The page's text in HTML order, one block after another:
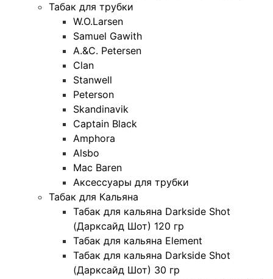
Табак для трубки
W.O.Larsen
Samuel Gawith
A.&C. Petersen
Clan
Stanwell
Peterson
Skandinavik
Captain Black
Amphora
Alsbo
Mac Baren
Аксессуары для трубки
Табак для Кальяна
Табак для кальяна Darkside Shot
(Дарксайд Шот) 120 гр
Табак для кальяна Element
Табак для кальяна Darkside Shot
(Дарксайд Шот) 30 гр